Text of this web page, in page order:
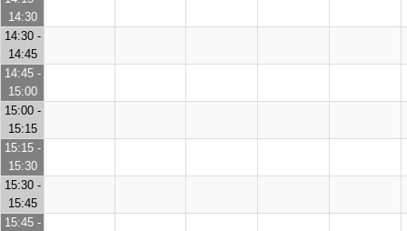
14:30
14:30 -
14:45
14:45 -
15:00
15:00 -
15:15
15:15 -
15:30
15:30 -
15:45
15:45 -